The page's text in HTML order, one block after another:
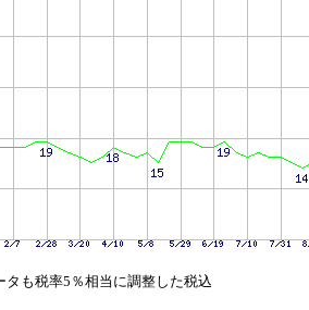
も税率5％相当に調整した税込